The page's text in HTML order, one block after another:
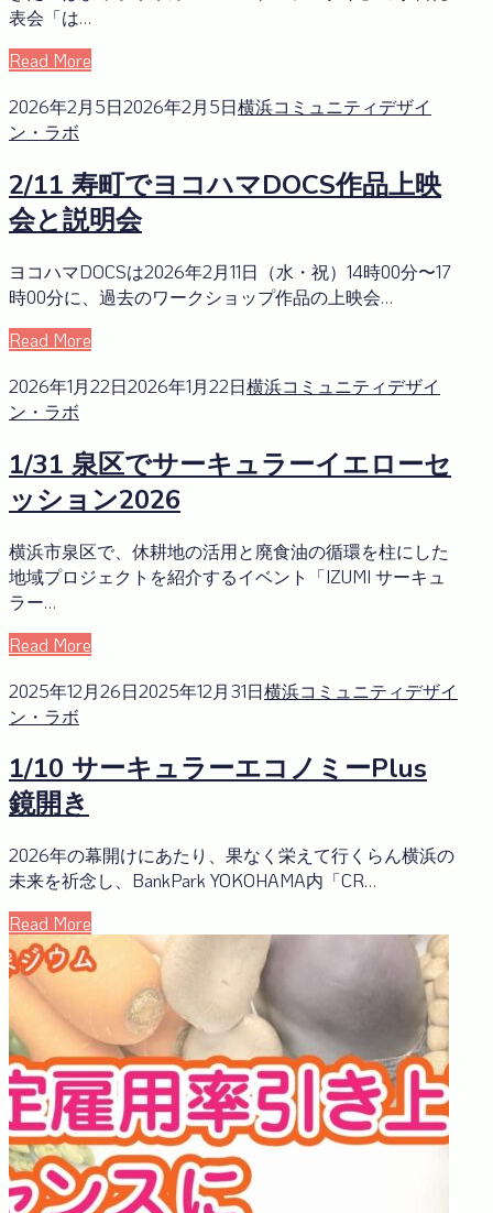
表会「は…
Read More
2026年2月5日2026年2月5日横浜コミュニティデザイ
ン・ラボ
2/11 寿町でヨコハマDOCS作品上映
会と説明会
ヨコハマDOCSは2026年2月11日（水・祝）14時00分〜17
時00分に、過去のワークショップ作品の上映会…
Read More
2026年1月22日2026年1月22日横浜コミュニティデザイ
ン・ラボ
1/31 泉区でサーキュラーイエローセ
ッション2026
横浜市泉区で、休耕地の活用と廃食油の循環を柱にした
地域プロジェクトを紹介するイベント「IZUMI サーキュ
ラー…
Read More
2025年12月26日2025年12月31日横浜コミュニティデザイ
ン・ラボ
1/10 サーキュラーエコノミーPlus
鏡開き
2026年の幕開けにあたり、果なく栄えて行くらん横浜の
未来を祈念し、BankPark YOKOHAMA内「CR…
Read More